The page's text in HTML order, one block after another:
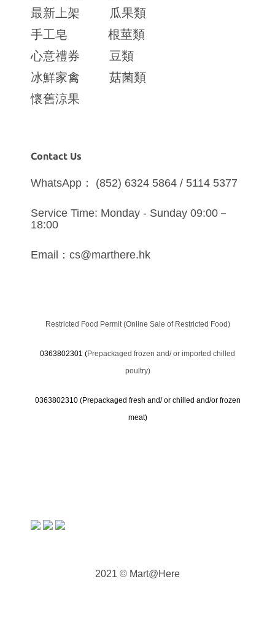
最新上架
瓜果類
手工皂
根莖類
心意禮券
豆類
冰鮮家禽
菇菌類
懷舊涼果
Contact Us
WhatsApp： (852) 6324 5864 / 5114 5377
Service Time: Monday - Sunday 09:00－
18:00
Email：cs@marthere.hk
Restricted Food Permit (Online Sale of Restricted Food)
0363802301 (Prepackaged frozen and/ or imported chilled
poultry)
0363802310 (Prepackaged fresh and/ or chilled and/or frozen
meat)
2021 © Mart@Here